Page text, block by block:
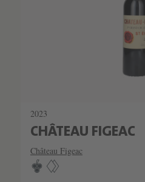
2023
CHÂTEAU FIGEAC
Château Figeac